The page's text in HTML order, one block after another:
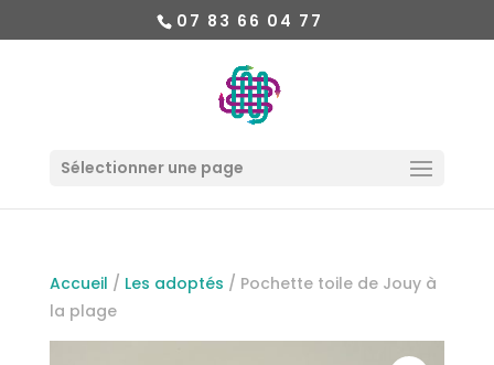
07 83 66 04 77
Sélectionner une page
Accueil / Les adoptés / Pochette toile de Jouy à
la plage